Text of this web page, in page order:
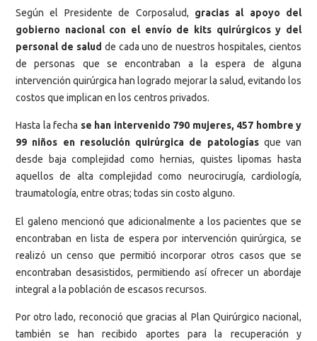
Según el Presidente de Corposalud, gracias al apoyo del
gobierno nacional con el envío de kits quirúrgicos y del
personal de salud de cada uno de nuestros hospitales, cientos
de personas que se encontraban a la espera de alguna
intervención quirúrgica han logrado mejorar la salud, evitando los
costos que implican en los centros privados.
Hasta la fecha se han intervenido 790 mujeres, 457 hombre y
99 niños en resolución quirúrgica de patologíasque van
desde baja complejidad como hernias, quistes lipomas hasta
aquellos de alta complejidad como neurocirugía, cardiología,
traumatología, entre otras; todas sin costo alguno.
El galeno mencionó que adicionalmente a los pacientes que se
encontraban en lista de espera por intervención quirúrgica, se
realizó un censo que permitió incorporar otros casos que se
encontraban desasistidos, permitiendo así ofrecer un abordaje
integral a la población de escasos recursos.
Por otro lado, reconoció que gracias al Plan Quirúrgico nacional,
también se han recibido aportes para la recuperación y